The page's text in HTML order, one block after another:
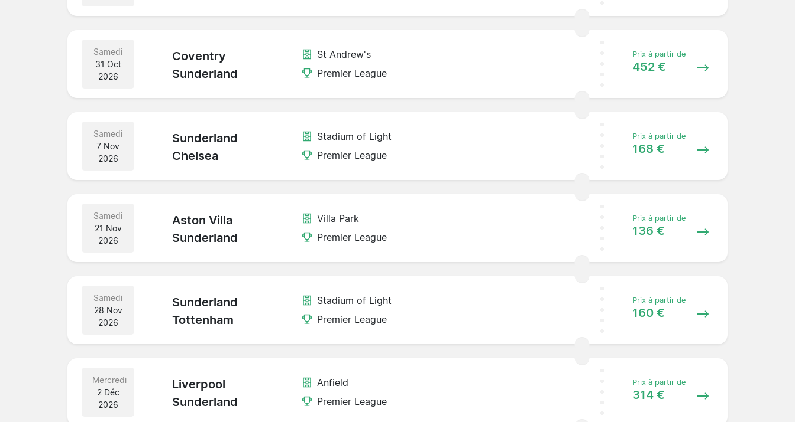
Samedi
31 Oct
2026
Coventry
Sunderland
St Andrew's
Premier League
Prix à partir de
452 €
Samedi
7 Nov
2026
Sunderland
Chelsea
Stadium of Light
Premier League
Prix à partir de
168 €
Samedi
21 Nov
2026
Aston Villa
Sunderland
Villa Park
Premier League
Prix à partir de
136 €
Samedi
28 Nov
2026
Sunderland
Tottenham
Stadium of Light
Premier League
Prix à partir de
160 €
Mercredi
2 Déc
2026
Liverpool
Sunderland
Anfield
Premier League
Prix à partir de
314 €